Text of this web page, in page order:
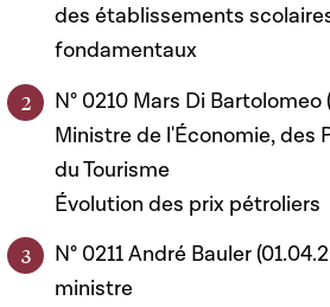
des établissements
fondamentaux
N° 0210 Mars Di Bartolomeo
Ministre de l'Économie, des
du Tourisme
Évolution des prix pétroliers
N° 0211 André Bauler
ministre